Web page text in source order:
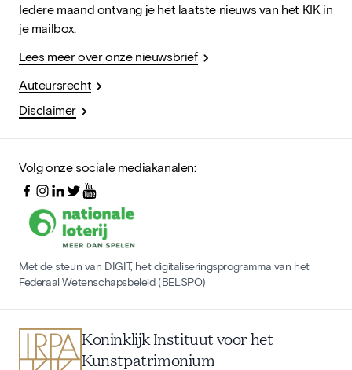
Iedere maand ontvang je het laatste nieuws van het KIK in
je mailbox.
Lees meer over onze nieuwsbrief
Auteursrecht
Disclaimer
Volg onze sociale mediakanalen:
Met de steun van DIGIT, het digitaliseringsprogramma van het
Federaal Wetenschapsbeleid (BELSPO)
Koninklijk Instituut voor het
Kunstpatrimonium